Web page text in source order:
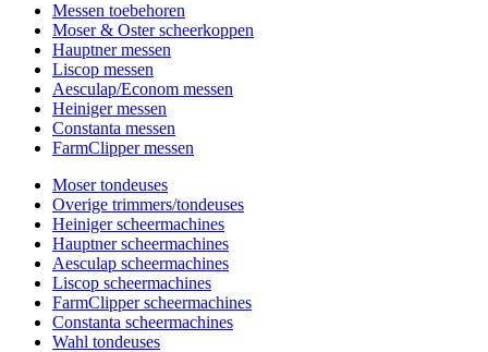
Messen toebehoren
Moser & Oster scheerkoppen
Hauptner messen
Liscop messen
Aesculap/Econom messen
Heiniger messen
Constanta messen
FarmClipper messen
Moser tondeuses
Overige trimmers/tondeuses
Heiniger scheermachines
Hauptner scheermachines
Aesculap scheermachines
Liscop scheermachines
FarmClipper scheermachines
Constanta scheermachines
Wahl tondeuses